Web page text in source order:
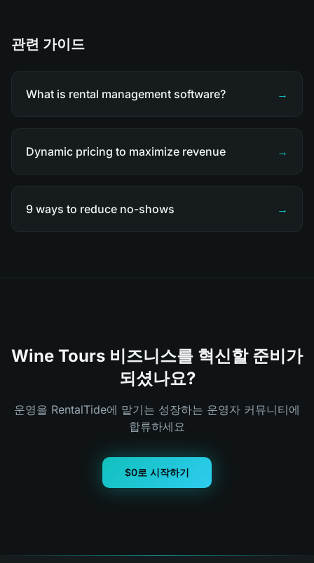
관련 가이드
What is rental management software? →
Dynamic pricing to maximize revenue →
9 ways to reduce no-shows →
Wine Tours 비즈니스를 혁신할 준비가
되셨나요?
운영을 RentalTide에 맡기는 성장하는 운영자 커뮤니티에
합류하세요
$0로 시작하기